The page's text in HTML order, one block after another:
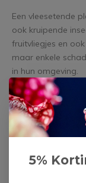
Een vleesetende
ook kruipende
fruitvliegjes en
maar enkele
in hun omgeving.
Decoratief
Een groot
alleen functioneel
aantrekkelijk. Ze
jouw interieur of
5%